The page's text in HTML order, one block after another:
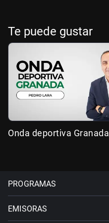
Te puede gustar
Onda deportiva Granada
PROGRAMAS
EMISORAS